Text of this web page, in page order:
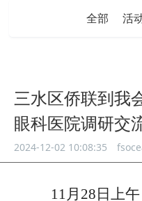
全部 活
三水区侨联到我
眼科医院调研交
2024-12-02 10:08:35
11月28日上午